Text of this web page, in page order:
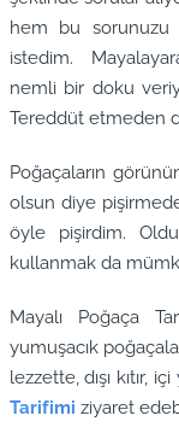
hem bu sorunuzu
istedim.
nemli bir doku
Tereddüt etmeden
Poğaçaların
olsun diye
öyle pişirdim.
kullanmak da
Mayalı Poğaça
yumuşacık
lezzette, dışı kıtır,
Tarifimi ziyaret